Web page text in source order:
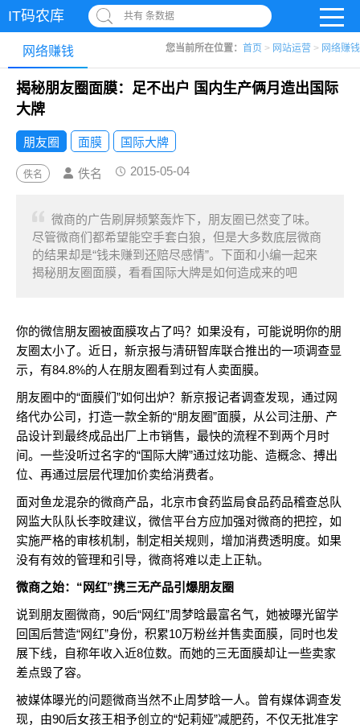
IT码农库 共有 条数据
您当前所在位置： 首页 > 网站运营 > 网络赚钱
网络赚钱
揭秘朋友圈面膜：足不出户 国内生产俩月造出国际
大牌
朋友圈 面膜 国际大牌
佚名 佚名 2015-05-04
微商的广告刷屏频繁轰炸下，朋友圈已然变了味。
尽管微商们都希望能空手套白狼，但是大多数底层微商
的结果却是“钱未赚到还赔尽感情”。下面和小编一起来
揭秘朋友圈面膜，看看国际大牌是如何造成来的吧
你的微信朋友圈被面膜攻占了吗？如果没有，可能说明你的朋
友圈太小了。近日，新京报与清研智库联合推出的一项调查显
示，有84.8%的人在朋友圈看到过有人卖面膜。
朋友圈中的“面膜们”如何出炉？新京报记者调查发现，通过网
络代办公司，打造一款全新的“朋友圈”面膜，从公司注册、产
品设计到最终成品出厂上市销售，最快的流程不到两个月时
间。一些没听过名字的“国际大牌”通过炫功能、造概念、搏出
位、再通过层层代理加价卖给消费者。
面对鱼龙混杂的微商产品，北京市食药监局食品药品稽查总队
网监大队队长李旼建议，微信平台方应加强对微商的把控，如
实施严格的审核机制，制定相关规则，增加消费透明度。如果
没有有效的管理和引导，微商将难以走上正轨。
微商之始：“网红”携三无产品引爆朋友圈
说到朋友圈微商，90后“网红”周梦晗最富名气，她被曝光留学
回国后营造“网红”身份，积累10万粉丝并售卖面膜，同时也发
展下线，自称年收入近8位数。而她的三无面膜却让一些卖家
差点毁了容。
被媒体曝光的问题微商当然不止周梦晗一人。曾有媒体调查发
现，由90后女孩王相予创立的“妃莉娅”减肥药，不仅无批准字